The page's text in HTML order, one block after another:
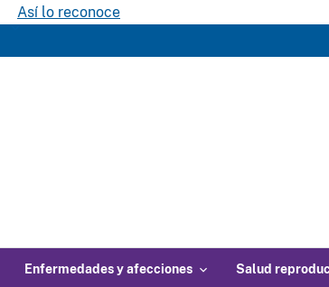
Así lo reconoce
Enfermedades y afecciones Salud